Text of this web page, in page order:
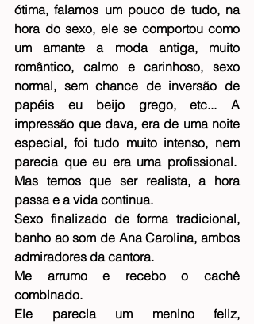
ótima, falamos um pouco de tudo, na
hora do sexo, ele se comportou como
um amante a moda antiga, muito
romântico, calmo e carinhoso, sexo
normal, sem chance de inversão de
papéis eu beijo grego, etc... A
impressão que dava, era de uma noite
especial, foi tudo muito intenso, nem
parecia que eu era uma profissional.
Mas temos que ser realista, a hora
passa e a vida continua.
Sexo finalizado de forma tradicional,
banho ao som de Ana Carolina, ambos
admiradores da cantora.
Me arrumo e recebo o cachê
combinado.
Ele parecia um menino feliz,